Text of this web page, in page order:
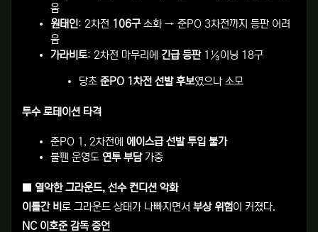
움
원태인: 2차전 106구소화 → 준PO 3차전까지 등판 어려
움
가라비토: 2차전 마무리에 긴급 등판1⅓이닝 18구
당초 준PO 1차전 선발 후보였으나 소모
투수 로테이션 타격
준PO 1, 2차전에 에이스급 선발 투입 불가
불펜 운영도 연투 부담가중
■ 열악한 그라운드, 선수 컨디션 악화
이틀간 비 로 그라운드 상태가 나빠지면서 부상 위험이 커졌다.
NC 이호준 감독 증언